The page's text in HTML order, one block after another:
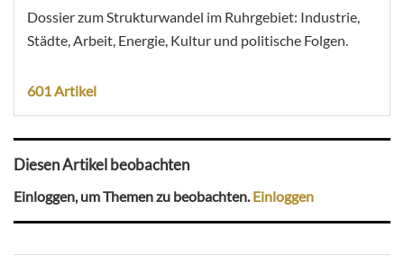
Dossier zum Strukturwandel im Ruhrgebiet: Industrie,
Städte, Arbeit, Energie, Kultur und politische Folgen.
601 Artikel
Diesen Artikel beobachten
Einloggen, um Themen zu beobachten.Einloggen